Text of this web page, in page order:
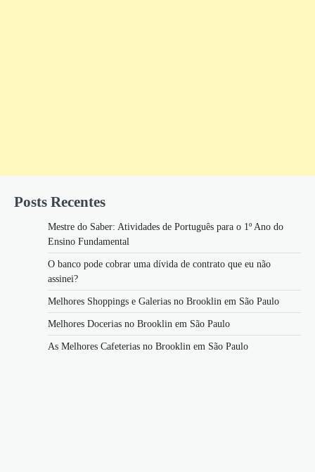
Posts Recentes
Mestre do Saber: Atividades de Português para o 1º Ano do
Ensino Fundamental
O banco pode cobrar uma dívida de contrato que eu não
assinei?
Melhores Shoppings e Galerias no Brooklin em São Paulo
Melhores Docerias no Brooklin em São Paulo
As Melhores Cafeterias no Brooklin em São Paulo